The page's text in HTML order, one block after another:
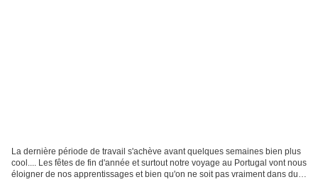
La dernière période de travail s'achève avant quelques semaines bien plus
cool.... Les fêtes de fin d'année et surtout notre voyage au Portugal vont nous
éloigner de nos apprentissages et bien qu'on ne soit pas vraiment dans du